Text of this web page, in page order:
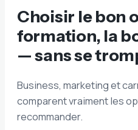
Choisir le bon
formation, la
— sans se
Business, marketing et
comparent vraiment les
recommander.